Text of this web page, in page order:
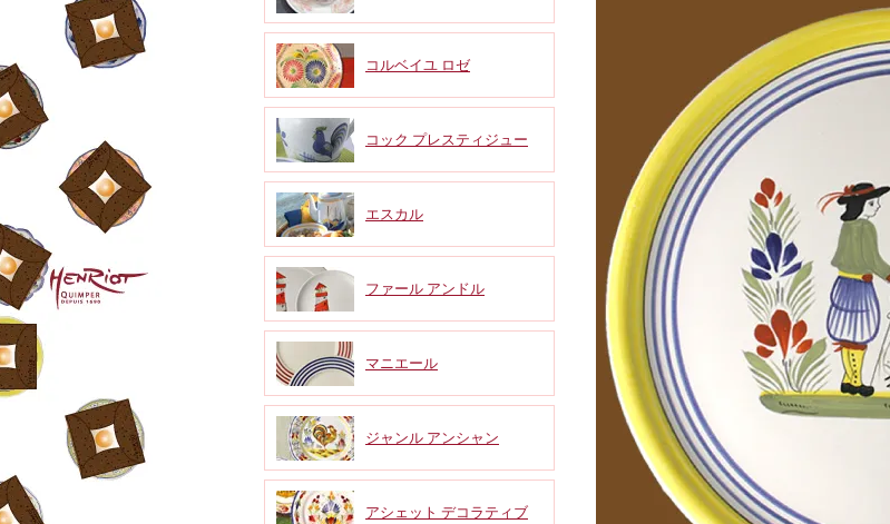
コルベイユ ロゼ
コック プレスティジュー
エスカル
ファール アンドル
マニエール
ジャンル アンシャン
アシェット デコラティブ